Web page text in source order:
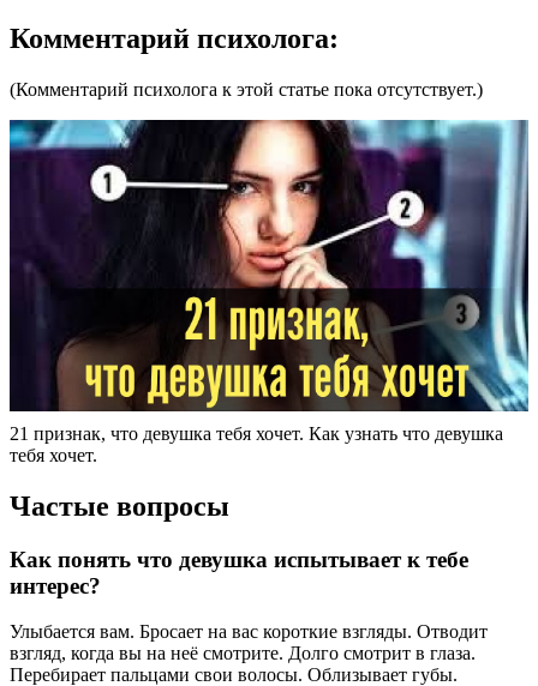
Комментарий психолога:
(Комментарий психолога к этой статье пока отсутствует.)
21 признак, что девушка тебя хочет. Как узнать что девушка
тебя хочет.
Частые вопросы
Как понять что девушка испытывает к тебе
интерес?
Улыбается вам. Бросает на вас короткие взгляды. Отводит
взгляд, когда вы на неё смотрите. Долго смотрит в глаза.
Перебирает пальцами свои волосы. Облизывает губы.